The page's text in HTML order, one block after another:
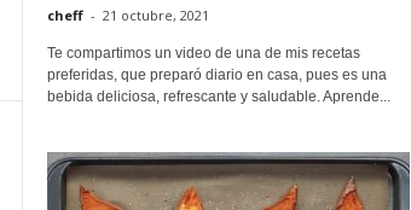
cheff - 21 octubre, 2021
Te compartimos un video de una de mis recetas
preferidas, que preparó diario en casa, pues es una
bebida deliciosa, refrescante y saludable. Aprende...